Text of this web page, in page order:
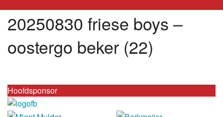
20250830 friese boys –
oostergo beker (22)
Hoofdsponsor